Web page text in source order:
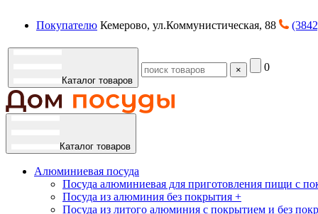
Покупателю Кемерово, ул.Коммунистическая, 88
Каталог товаров
× 0
Каталог товаров
Алюминиевая посуда
Посуда алюминиевая для приготовления пищи с
Посуда из алюминия без покрытия +
Посуда из литого алюминия с покрытием и без